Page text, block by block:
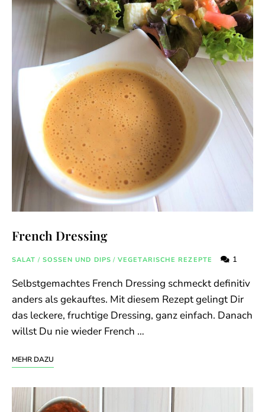
French Dressing
SALAT / SOSSEN UND DIPS / VEGETARISCHE REZEPTE 1
Selbstgemachtes French Dressing schmeckt definitiv
anders als gekauftes. Mit diesem Rezept gelingt Dir
das leckere, fruchtige Dressing, ganz einfach. Danach
willst Du nie wieder French …
MEHR DAZU